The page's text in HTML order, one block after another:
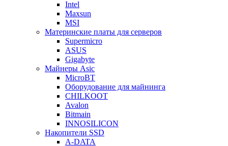
Intel
Maxsun
MSI
Материнские платы для серверов
Supermicro
ASUS
Gigabyte
Майнеры Asic
MicroBT
Оборудование для майнинга
CHILKOOT
Avalon
Bitmain
INNOSILICON
Накопители SSD
A-DATA